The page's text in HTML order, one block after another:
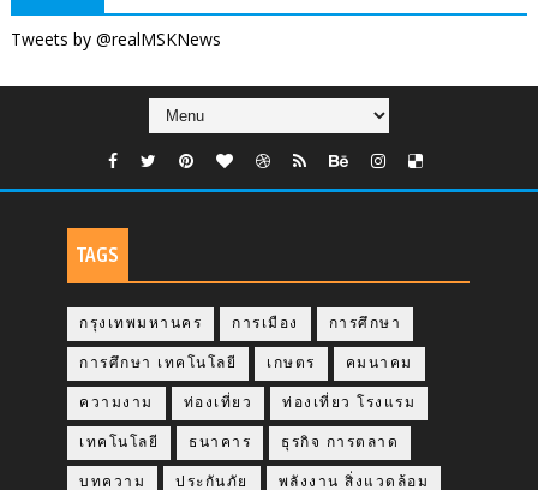
Tweets by @realMSKNews
TAGS
กรุงเทพมหานคร การเมือง การศึกษา
การศึกษา เทคโนโลยี เกษตร คมนาคม
ความงาม ท่องเที่ยว ท่องเที่ยว โรงแรม
เทคโนโลยี ธนาคาร ธุรกิจ การตลาด
บทความ ประกันภัย พลังงาน สิ่งแวดล้อม